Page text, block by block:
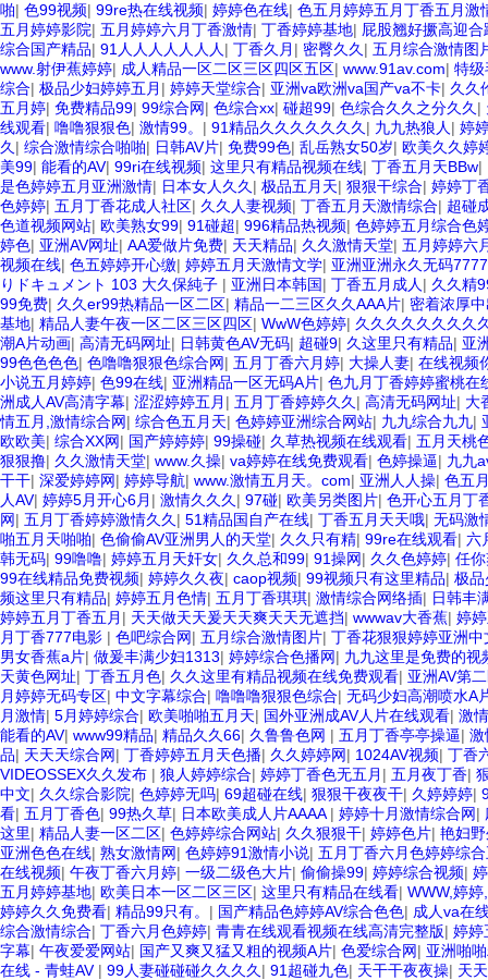
啪| 色99视频| 99re热在线视频| 婷婷色在线| 色五月婷婷五月丁香五月激
五月婷婷影院| 五月婷婷六月丁香激情| 丁香婷婷基地| 屁股翘好撅高迎合
综合国产精品| 91人人人人人人人 | 丁香久月 | 密臀久久 | 五月综合激情图
www.射伊蕉婷婷| 成人精品一区二区三区四区五区| www.91av.com| 特级
综合| 极品少妇婷婷五月 | 婷婷天堂综合| 亚洲va欧洲va国产va不卡| 久久
五月婷| 免费精品99| 99综合网| 色综合xx| 碰超99| 色综合久久之分久久 |
线观看| 噜噜狠狠色| 激情99。 | 91精品久久久久久久久 | 九九热狼人 | 婷
久 | 综合激情综合啪啪| 日韩AV片| 免费99色| 乱岳熟女50岁| 欧美久久婷
美99| 能看的AV| 99ri在线视频| 这里只有精品视频在线| 丁香五月天BBw|
是色婷婷五月亚洲激情| 日本女人久久 | 极品五月天| 狠狠干综合| 婷婷丁
色婷婷| 五月丁香花成人社区| 久久人妻视频| 丁香五月天激情综合| 超碰
色道视频网站| 欧美熟女99| 91碰超| 996精品热视频| 色婷婷五月综合色
婷色| 亚洲AV网址| AA爱做片免费| 天天精品| 久久激情天堂| 五月婷婷六
视频在线| 色五婷婷开心缴| 婷婷五月天激情文学| 亚洲亚洲永久无码
りドキュメント 103 大久保純子 | 亚洲日本韩国| 丁香五月成人 | 久久精
99免费| 久久er99热精品一区二区| 精品一二三区久久AAA片| 密着浓厚
基地| 精品人妻午夜一区二区三区四区| WwW色婷婷| 久久久久久久久久
潮A片动画| 高清无码网址| 日韩黄色AV无码| 超碰9| 久这里只有精品| 亚
99色色色色| 色噜噜狠狠色综合网| 五月丁香六月婷| 大操人妻| 在线视频
小说五月婷婷| 色99在线| 亚洲精品一区无码A片| 色九月丁香婷婷蜜桃在
洲成人AV高清字幕| 涩涩婷婷五月 | 五月丁香婷婷久久 | 高清无码网址| 大
情五月,激情综合网| 综合色五月天| 色婷婷亚洲综合网站| 九九综合九九|
欧欧美| 综合XX网| 国产婷婷婷| 99操碰| 久草热视频在线观看| 五月天桃
狠狠撸| 久久激情天堂| www.久操| va婷婷在线免费观看| 色婷操逼| 九九
干干| 深爱婷婷网| 婷婷导航| www.激情五月天。com| 亚洲人人操| 色五
人AV| 婷婷5月开心6月 | 激情久久久 | 97碰| 欧美另类图片| 色开心五月丁
网| 五月丁香婷婷激情久久 | 51精品国自产在线| 丁香五月天天哦| 无码激
啪五月天啪啪| 色偷偷AV亚洲男人的天堂| 久久只有精| 99re在线观看| 六
韩无码| 99噜噜| 婷婷五月天奸女| 久久总和99| 91操网| 久久色婷婷| 任
99在线精品免费视频| 婷婷久久夜| caop视频| 99视频只有这里精品| 极品
频这里只有精品| 婷婷五月色情| 五月丁香琪琪| 激情综合网络插| 日韩丰
婷婷五月丁香五月 | 天天做天天爰天天爽天天无遮挡| wwwav大香蕉| 婷
月丁香777电影 | 色吧综合网| 五月综合激情图片| 丁香花狠狠婷婷亚洲中
男女香蕉a片| 做爰丰满少妇1313| 婷婷综合色播网| 九九这里是免费的视
天黄色网址| 丁香五月色| 久久这里有精品视频在线免费观看| 亚洲AV第
月婷婷无码专区| 中文字幕综合| 噜噜噜狠狠色综合| 无码少妇高潮喷水A
月激情| 5月婷婷综合| 欧美啪啪五月天| 国外亚洲成AV人片在线观看| 激
能看的AV| www99精品| 精品久久66| 久鲁鲁色网 | 五月丁香亭亭操逼| 激
品| 天天天综合网| 丁香婷婷五月天色播| 久久婷婷网| 1024AV视频| 丁香
VIDEOSSEX久久发布 | 狼人婷婷综合| 婷婷丁香色无五月 | 五月夜丁香|
中文| 久久综合影院| 色婷婷无吗| 69超碰在线| 狠狠干夜夜干| 久婷婷婷|
看| 五月丁香色| 99热久草| 日本欧美成人片AAAA | 婷婷十月激情综合网|
这里| 精品人妻一区二区| 色婷婷综合网站| 久久狠狠干| 婷婷色片| 艳妇
亚洲色色在线| 熟女激情网| 色婷婷91激情小说| 五月丁香六月色婷婷综
在线视频| 午夜丁香六月婷| 一级二级色大片| 偷偷操99| 婷婷综合视频|
五月婷婷基地| 欧美日本一区二区三区| 这里只有精品在线看| WWW,婷婷
婷婷久久免费看| 精品99只有。 | 国产精品色婷婷AV综合色色| 成人va在
综合激情综合| 丁香六月色婷婷| 青青在线观看视频在线高清完整版| 婷婷
字幕| 午夜爱爱网站| 国产又爽又猛又粗的视频A片| 色爱综合网| 亚洲啪
在线 - 青蛙AV | 99人妻碰碰碰久久久久 | 91超碰九色| 天干干夜夜操| 天